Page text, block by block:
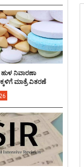
ಹುಳ ನಿವಾರಣಾ
ಮಾತ್ರೆ ವಿತರಣೆ